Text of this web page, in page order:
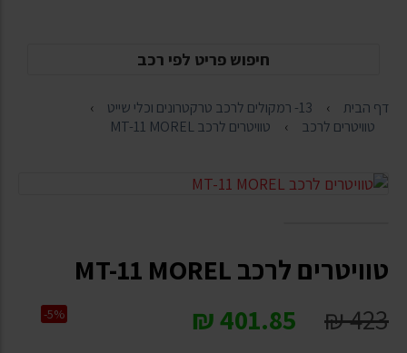
חיפוש פריט לפי רכב
דף הבית
13- רמקולים לרכב טרקטרונים וכלי שייט
טוויטרים לרכב
טוויטרים לרכב MT-11 MOREL
טוויטרים לרכב MT-11 MOREL
423
₪
401.85
₪
-5%